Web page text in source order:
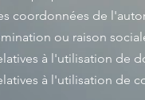
coordonnées de
ou raison
à l'utilisation de
à l'utilisation de